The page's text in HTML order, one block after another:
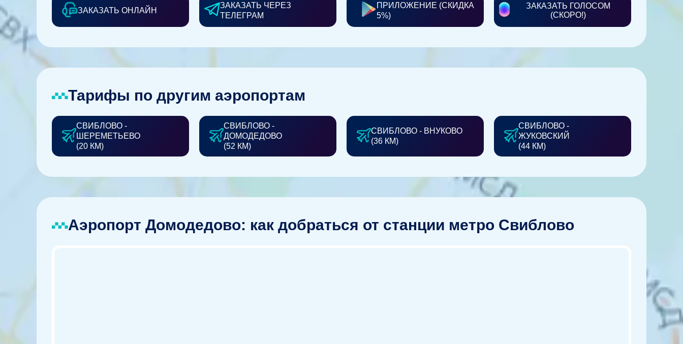
ЗАКАЗАТЬ ОНЛАЙН
ЗАКАЗАТЬ ЧЕРЕЗ
ТЕЛЕГРАМ
ПРИЛОЖЕНИЕ (СКИДКА
5%)
ЗАКАЗАТЬ ГОЛОСОМ
(СКОРО!)
Тарифы по другим аэропортам
СВИБЛОВО -
ШЕРЕМЕТЬЕВО
(20 КМ)
СВИБЛОВО -
ДОМОДЕДОВО
(52 КМ)
СВИБЛОВО - ВНУКОВО
(36 КМ)
СВИБЛОВО -
ЖУКОВСКИЙ
(44 КМ)
Аэропорт Домодедово: как добраться от станции метро Свиблово